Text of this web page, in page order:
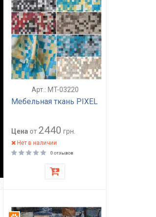
Арт.: MT-03220
Мебельная ткань PIXEL
Цена от 2440 грн.
Нет в наличии
0 отзывов